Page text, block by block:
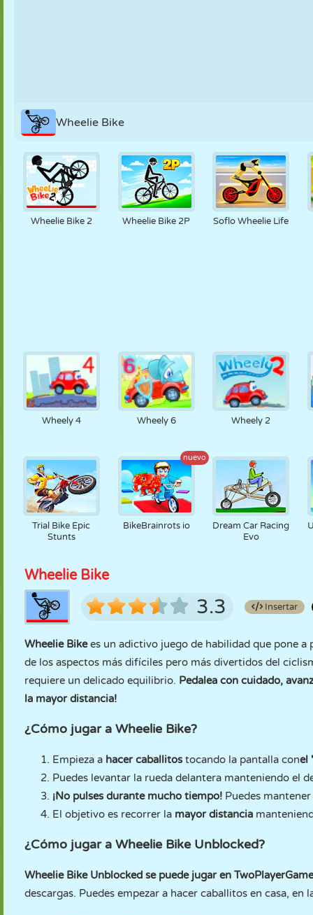
Wheelie Bike
Wheelie Bike 2 Wheelie Bike 2P Soflo Wheelie Life
Wheely 4 Wheely 6 Wheely 2
Trial Bike Epic
Stunts
nuevo
BikeBrainrots io
Dream Car Racing
Evo
Wheelie Bike
3.3 Insertar
Wheelie Bikees un adictivo juego de habilidad que pone a
de los aspectos más difíciles pero más divertidos del
requiere un delicado equilibrio. Pedalea con cuidado,
la mayor distancia!
¿Cómo jugar a Wheelie Bike?
Empieza a hacer caballitostocando la pantalla conel
Puedes levantar la rueda delantera manteniendo el
¡No pulses durante mucho tiempo! Puedes
El objetivo es recorrer la mayor distancia
¿Cómo jugar a Wheelie Bike Unblocked?
Wheelie Bike Unblocked se puede jugar en
descargas. Puedes empezar a hacer caballitos en casa, en